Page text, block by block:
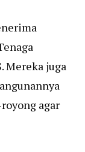
Mereka juga
agar